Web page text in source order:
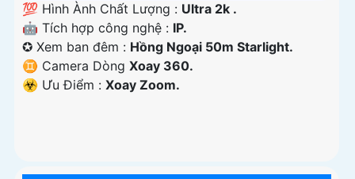
💯 Hình Ành Chất Lượng : Ultra 2k .
🤖️ Tích hợp công nghệ : IP.
✪ Xem ban đêm : Hồng Ngoại 50m Starlight.
♊ Camera Dòng Xoay 360.
️☣️ Ưu Điểm : Xoay Zoom.